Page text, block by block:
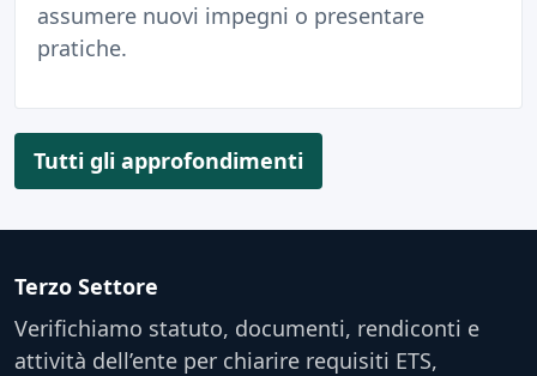
assumere nuovi impegni o presentare
pratiche.
Tutti gli approfondimenti
Terzo Settore
Verifichiamo statuto, documenti, rendiconti e
attività dell’ente per chiarire requisiti ETS,